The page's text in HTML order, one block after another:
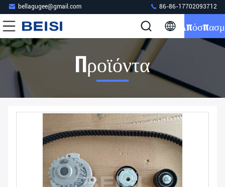
bellagugee@gmail.com 86-86-17702093712
Προϊόντα